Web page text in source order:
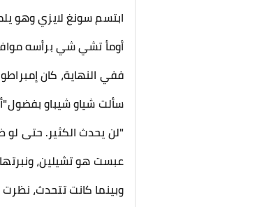
ابتسم سونغ لايزي وهو
أومأ تشي شي برأسه
ففي النهاية، كان
سألت شياو شيباو
"لن يحدث الكثير. حتى لو
عبست هو تشيلين،
وبينما كانت تتحدث،